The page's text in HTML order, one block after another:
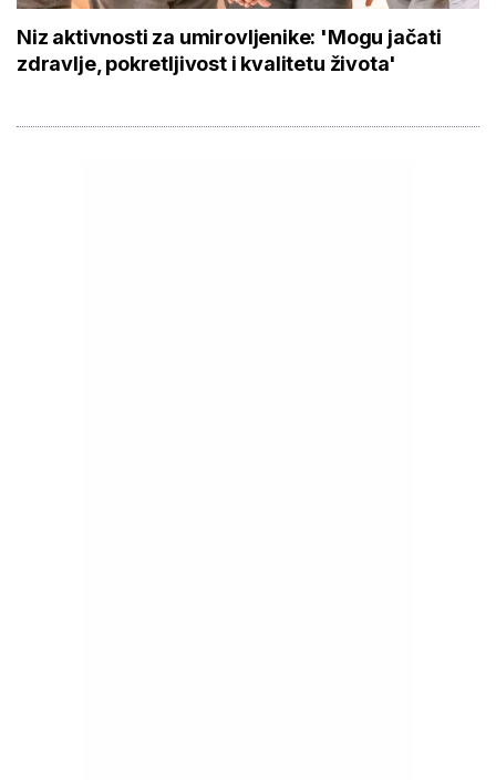
Niz aktivnosti za umirovljenike: 'Mogu jačati
zdravlje, pokretljivost i kvalitetu života'